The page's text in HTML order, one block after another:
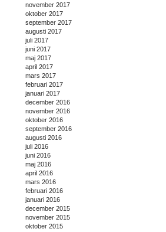
november 2017
oktober 2017
september 2017
augusti 2017
juli 2017
juni 2017
maj 2017
april 2017
mars 2017
februari 2017
januari 2017
december 2016
november 2016
oktober 2016
september 2016
augusti 2016
juli 2016
juni 2016
maj 2016
april 2016
mars 2016
februari 2016
januari 2016
december 2015
november 2015
oktober 2015